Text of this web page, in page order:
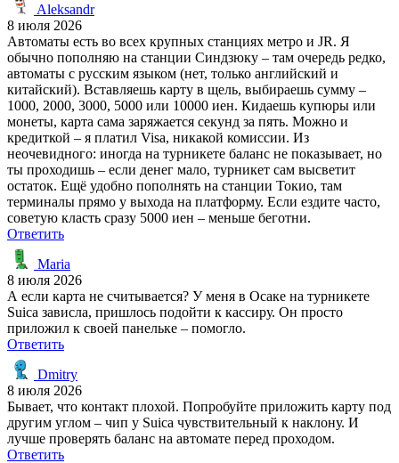
Aleksandr
8 июля 2026
Автоматы есть во всех крупных станциях метро и JR. Я
обычно пополняю на станции Синдзюку – там очередь редко,
автоматы с русским языком (нет, только английский и
китайский). Вставляешь карту в щель, выбираешь сумму –
1000, 2000, 3000, 5000 или 10000 иен. Кидаешь купюры или
монеты, карта сама заряжается секунд за пять. Можно и
кредиткой – я платил Visa, никакой комиссии. Из
неочевидного: иногда на турникете баланс не показывает, но
ты проходишь – если денег мало, турникет сам высветит
остаток. Ещё удобно пополнять на станции Токио, там
терминалы прямо у выхода на платформу. Если ездите часто,
советую класть сразу 5000 иен – меньше беготни.
Ответить
Maria
8 июля 2026
А если карта не считывается? У меня в Осаке на турникете
Suica зависла, пришлось подойти к кассиру. Он просто
приложил к своей панельке – помогло.
Ответить
Dmitry
8 июля 2026
Бывает, что контакт плохой. Попробуйте приложить карту под
другим углом – чип у Suica чувствительный к наклону. И
лучше проверять баланс на автомате перед проходом.
Ответить